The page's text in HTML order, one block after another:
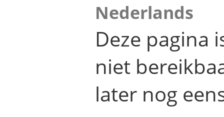
Nederlands
Deze pagina
niet
later nog